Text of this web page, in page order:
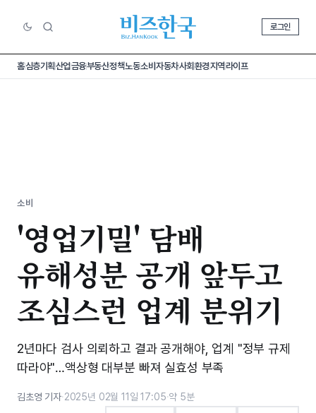
로그인
홈심층기획산업금융부동산정책노동소비 자동차사회환경지역라이프
소비
'영업기밀' 담배
유해성분 공개 앞두고
조심스런 업계 분위기
2년마다 검사 의뢰하고 결과 공개해야, 업계 "정부 규제
따라야"…액상형 대부분 빠져 실효성 부족
김초영 기자·2025년 02월 11일 17:05·약 5분